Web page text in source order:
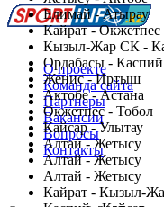
Елимай - Атырау
Кайрат - Окжетпес
Кызыл-Жар СК -
Ордабасы - Каспий
Женис - Иртыш
Актобе - Астана
Окжетпес - Тобол
Кайсар - Улытау
Алтай - Жетысу
Алтай - Жетысу
Алтай - Жетысу
Кайрат - Кызыл-
О проекте
Команда сайта
Партнеры
Вакансии
Вопросы
Контакты